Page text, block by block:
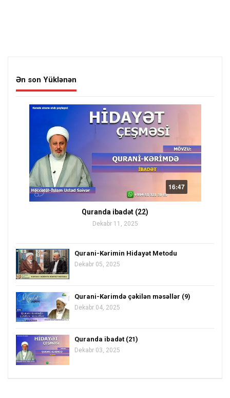
Ən son Yüklənən
16:47
Quranda ibadət (22)
Dekabr 11, 2025
Qurani-Kərimin Hidayət Metodu
Dekabr 05, 2025
Qurani-Kərimdə çəkilən məsəllər (9)
Dekabr 04, 2025
Quranda ibadət (21)
Dekabr 03, 2025